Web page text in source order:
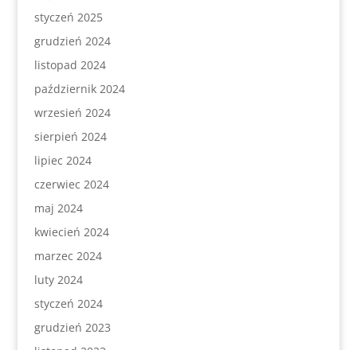
styczeń 2025
grudzień 2024
listopad 2024
październik 2024
wrzesień 2024
sierpień 2024
lipiec 2024
czerwiec 2024
maj 2024
kwiecień 2024
marzec 2024
luty 2024
styczeń 2024
grudzień 2023